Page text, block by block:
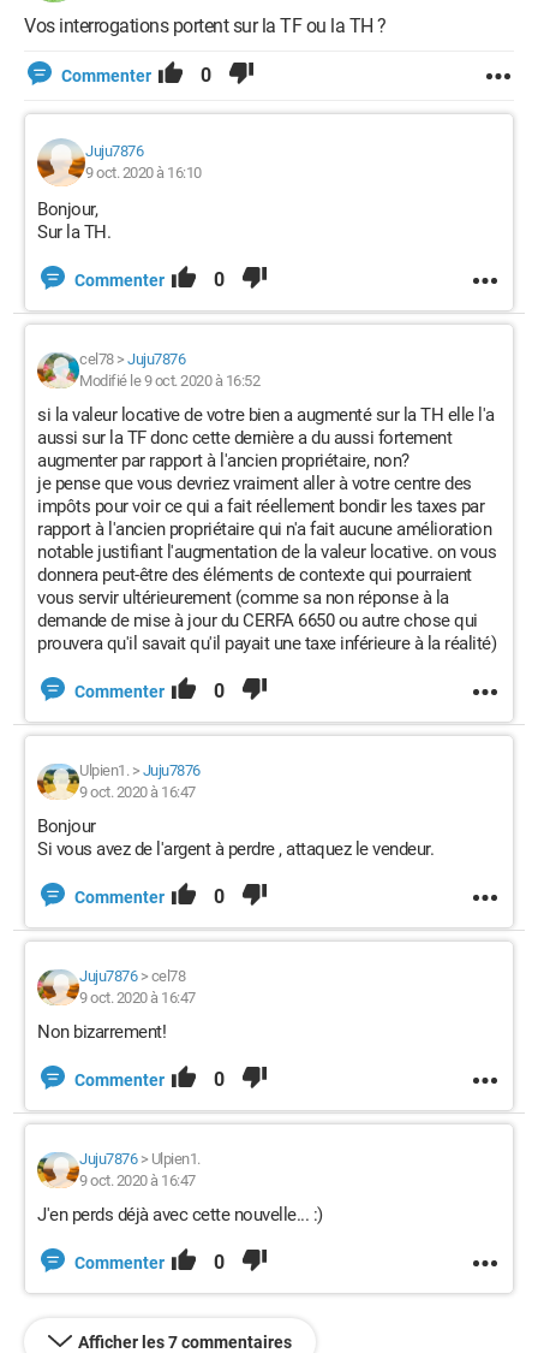
Vos interrogations portent sur la TF ou la TH ?
Commenter 0
Juju7876
9 oct. 2020 à 16:10
Bonjour,
Sur la TH.
Commenter 0
cel78> Juju7876
Modifié le 9 oct. 2020 à 16:52
si la valeur locative de votre bien a augmenté sur la TH elle l'a
aussi sur la TF donc cette dernière a du aussi fortement
augmenter par rapport à l'ancien propriétaire, non?
je pense que vous devriez vraiment aller à votre centre des
impôts pour voir ce qui a fait réellement bondir les taxes par
rapport à l'ancien propriétaire qui n'a fait aucune amélioration
notable justifiant l'augmentation de la valeur locative. on vous
donnera peut-être des éléments de contexte qui pourraient
vous servir ultérieurement (comme sa non réponse à la
demande de mise à jour du CERFA 6650 ou autre chose qui
prouvera qu'il savait qu'il payait une taxe inférieure à la réalité)
Commenter 0
Ulpien1.> Juju7876
9 oct. 2020 à 16:47
Bonjour
Si vous avez de l'argent à perdre , attaquez le vendeur.
Commenter 0
Juju7876> cel78
9 oct. 2020 à 16:47
Non bizarrement!
Commenter 0
Juju7876> Ulpien1.
9 oct. 2020 à 16:47
J'en perds déjà avec cette nouvelle... :)
Commenter 0
Afficher les 7 commentaires